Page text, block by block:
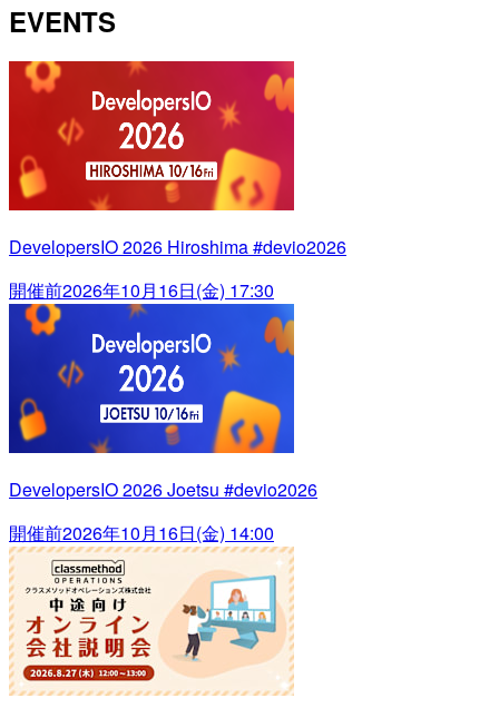
EVENTS
DevelopersIO 2026 Hiroshima #devio2026
開催前2026年10月16日(金) 17:30
DevelopersIO 2026 Joetsu #devio2026
開催前2026年10月16日(金) 14:00